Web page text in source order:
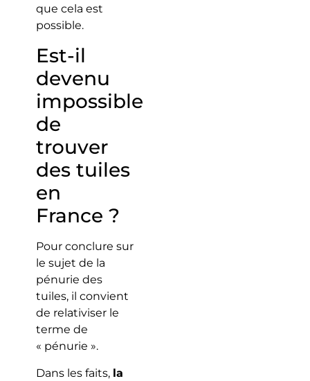
que cela est
possible.
Est-il
devenu
impossible
de
trouver
des tuiles
en
France ?
Pour conclure sur
le sujet de la
pénurie des
tuiles, il convient
de relativiser le
terme de
« pénurie ».
Dans les faits, la